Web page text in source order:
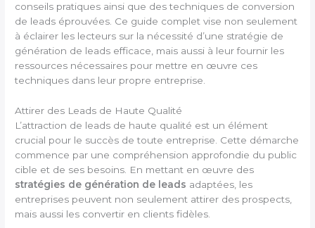
conseils pratiques ainsi que des techniques de conversion
de leads éprouvées. Ce guide complet vise non seulement
à éclairer les lecteurs sur la nécessité d’une stratégie de
génération de leads efficace, mais aussi à leur fournir les
ressources nécessaires pour mettre en œuvre ces
techniques dans leur propre entreprise.
Attirer des Leads de Haute Qualité
L’attraction de leads de haute qualité est un élément
crucial pour le succès de toute entreprise. Cette démarche
commence par une compréhension approfondie du public
cible et de ses besoins. En mettant en œuvre des
stratégies de génération de leads adaptées, les
entreprises peuvent non seulement attirer des prospects,
mais aussi les convertir en clients fidèles.